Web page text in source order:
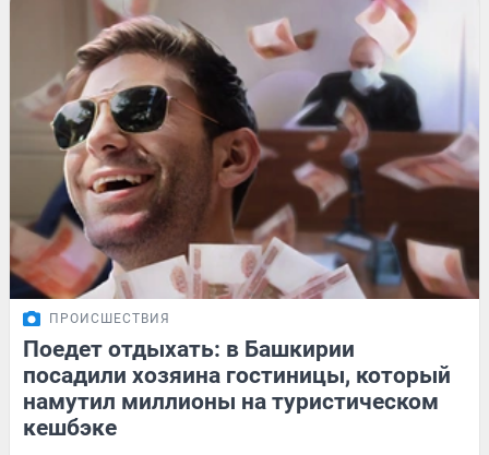
ПРОИСШЕСТВИЯ
Поедет отдыхать: в Башкирии
посадили хозяина гостиницы, который
намутил миллионы на туристическом
кешбэке